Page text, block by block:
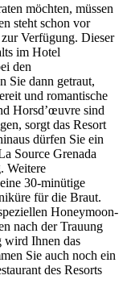
möchten, müssen
steht schon vor
Verfügung. Dieser
im Hotel
den
Sie dann getraut,
und romantische
Horsd’œuvre sind
sorgt das Resort
dürfen Sie ein
Source Grenada
Weitere
30-minütige
für die Braut.
Honeymoon-
nach der Trauung
wird Ihnen das
Sie auch noch ein
des Resorts